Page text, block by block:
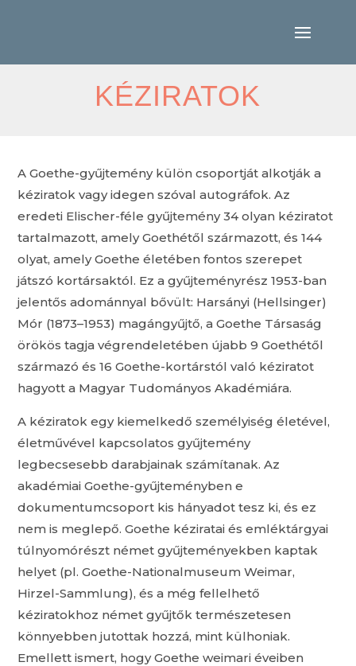
KÉZIRATOK
A Goethe-gyűjtemény külön csoportját alkotják a
kéziratok vagy idegen szóval autográfok. Az
eredeti Elischer-féle gyűjtemény 34 olyan kéziratot
tartalmazott, amely Goethétől származott, és 144
olyat, amely Goethe életében fontos szerepet
játszó kortársaktól. Ez a gyűjteményrész 1953-ban
jelentős adománnyal bővült: Harsányi (Hellsinger)
Mór (1873–1953) magángyűjtő, a Goethe Társaság
örökös tagja végrendeletében újabb 9 Goethétől
származó és 16 Goethe-kortárstól való kéziratot
hagyott a Magyar Tudományos Akadémiára.
A kéziratok egy kiemelkedő személyiség életével,
életművével kapcsolatos gyűjtemény
legbecsesebb darabjainak számítanak. Az
akadémiai Goethe-gyűjteményben e
dokumentumcsoport kis hányadot tesz ki, és ez
nem is meglepő. Goethe kéziratai és emléktárgyai
túlnyomórészt német gyűjteményekben kaptak
helyet (pl. Goethe-Nationalmuseum Weimar,
Hirzel-Sammlung), és a még fellelhető
kéziratokhoz német gyűjtők természetesen
könnyebben jutottak hozzá, mint külhoniak.
Emellett ismert, hogy Goethe weimari éveiben